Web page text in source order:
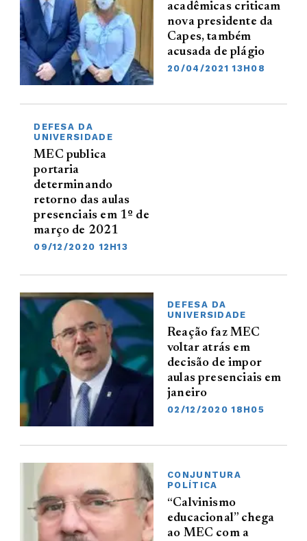
acadêmicas criticam
nova presidente da
Capes, também
acusada de plágio
20/04/2021 13H08
DEFESA DA
UNIVERSIDADE
MEC publica
portaria
determinando
retorno das aulas
presenciais em 1º de
março de 2021
09/12/2020 12H13
DEFESA DA
UNIVERSIDADE
Reação faz MEC
voltar atrás em
decisão de impor
aulas presenciais em
janeiro
02/12/2020 18H05
CONJUNTURA
POLÍTICA
“Calvinismo
educacional” chega
ao MEC com a